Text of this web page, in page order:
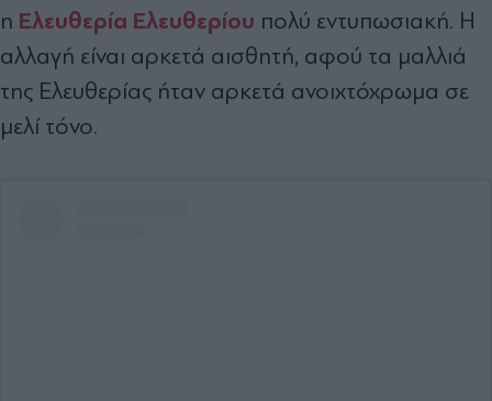
η Ελευθερία Ελευθερίου πολύ εντυπωσιακή. Η
αλλαγή είναι αρκετά αισθητή, αφού τα μαλλιά
της Ελευθερίας ήταν αρκετά ανοιχτόχρωμα σε
μελί τόνο.